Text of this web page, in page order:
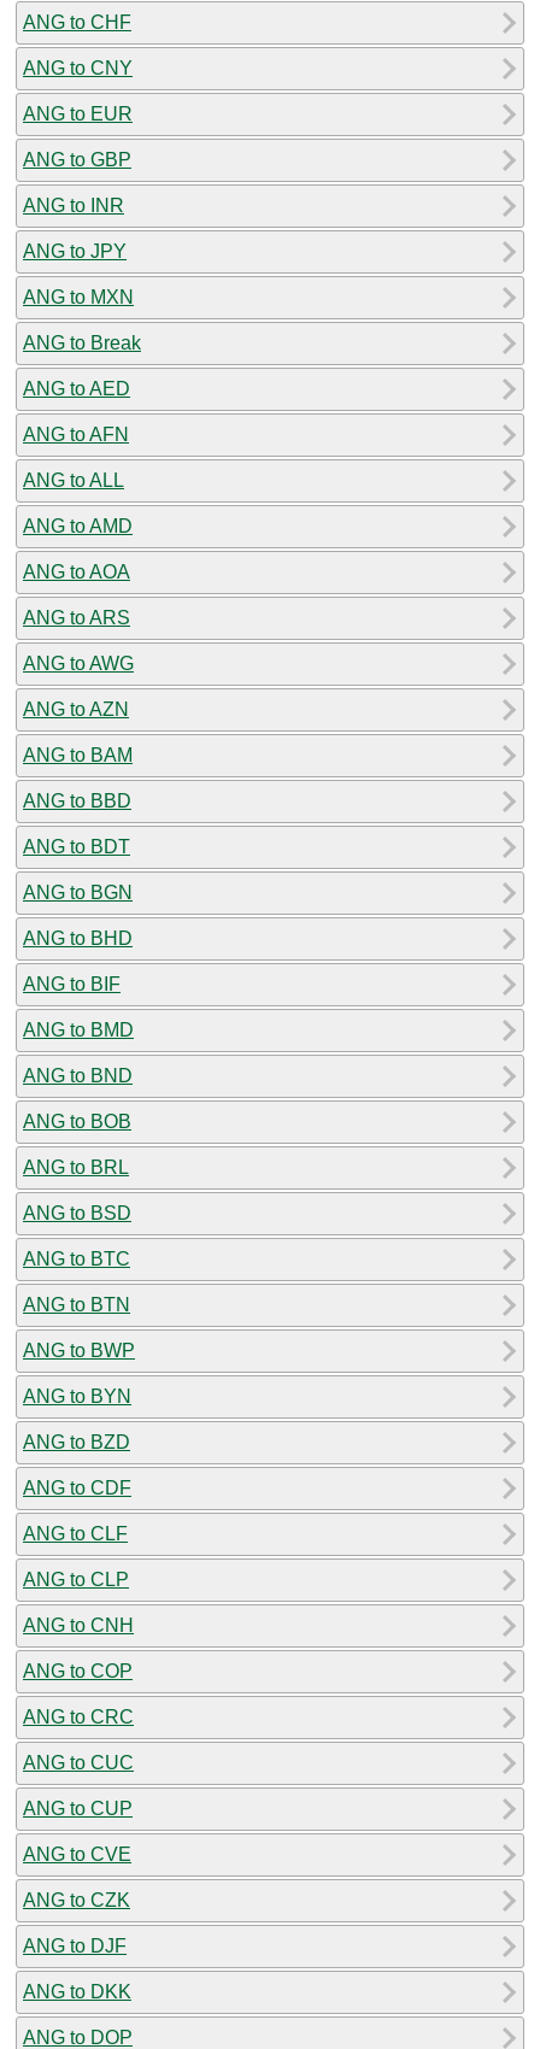
ANG to CHF
ANG to CNY
ANG to EUR
ANG to GBP
ANG to INR
ANG to JPY
ANG to MXN
ANG to Break
ANG to AED
ANG to AFN
ANG to ALL
ANG to AMD
ANG to AOA
ANG to ARS
ANG to AWG
ANG to AZN
ANG to BAM
ANG to BBD
ANG to BDT
ANG to BGN
ANG to BHD
ANG to BIF
ANG to BMD
ANG to BND
ANG to BOB
ANG to BRL
ANG to BSD
ANG to BTC
ANG to BTN
ANG to BWP
ANG to BYN
ANG to BZD
ANG to CDF
ANG to CLF
ANG to CLP
ANG to CNH
ANG to COP
ANG to CRC
ANG to CUC
ANG to CUP
ANG to CVE
ANG to CZK
ANG to DJF
ANG to DKK
ANG to DOP